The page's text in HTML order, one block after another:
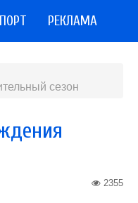
РЕКЛАМА
сезон
2355